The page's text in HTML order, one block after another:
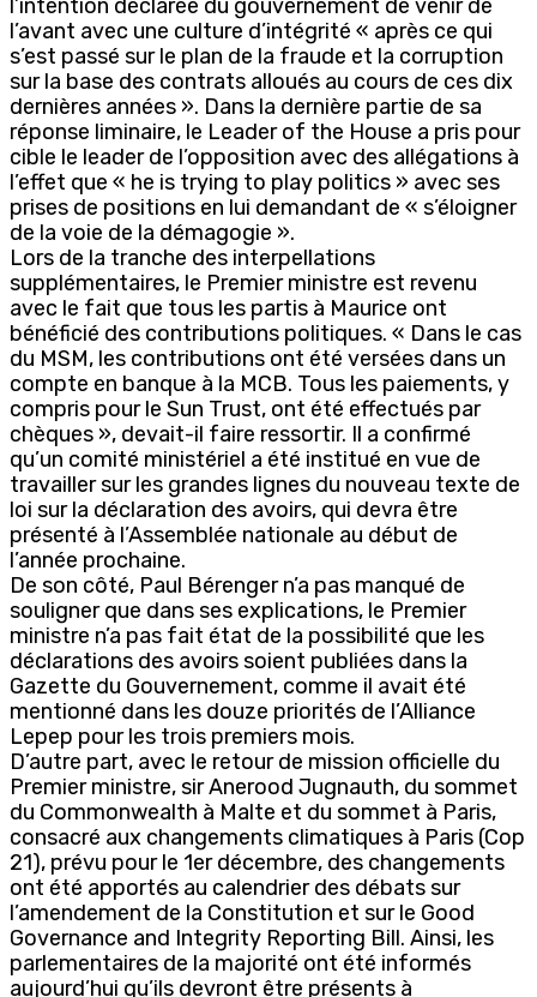
l’intention déclarée du gouvernement de venir de
l’avant avec une culture d’intégrité « après ce qui
s’est passé sur le plan de la fraude et la corruption
sur la base des contrats alloués au cours de ces dix
dernières années ». Dans la dernière partie de sa
réponse liminaire, le Leader of the House a pris pour
cible le leader de l’opposition avec des allégations à
l’effet que « he is trying to play politics » avec ses
prises de positions en lui demandant de « s’éloigner
de la voie de la démagogie ».
Lors de la tranche des interpellations
supplémentaires, le Premier ministre est revenu
avec le fait que tous les partis à Maurice ont
bénéficié des contributions politiques. « Dans le cas
du MSM, les contributions ont été versées dans un
compte en banque à la MCB. Tous les paiements, y
compris pour le Sun Trust, ont été effectués par
chèques », devait-il faire ressortir. Il a confirmé
qu’un comité ministériel a été institué en vue de
travailler sur les grandes lignes du nouveau texte de
loi sur la déclaration des avoirs, qui devra être
présenté à l’Assemblée nationale au début de
l’année prochaine.
De son côté, Paul Bérenger n’a pas manqué de
souligner que dans ses explications, le Premier
ministre n’a pas fait état de la possibilité que les
déclarations des avoirs soient publiées dans la
Gazette du Gouvernement, comme il avait été
mentionné dans les douze priorités de l’Alliance
Lepep pour les trois premiers mois.
D’autre part, avec le retour de mission officielle du
Premier ministre, sir Anerood Jugnauth, du sommet
du Commonwealth à Malte et du sommet à Paris,
consacré aux changements climatiques à Paris (Cop
21), prévu pour le 1er décembre, des changements
ont été apportés au calendrier des débats sur
l’amendement de la Constitution et sur le Good
Governance and Integrity Reporting Bill. Ainsi, les
parlementaires de la majorité ont été informés
aujourd’hui qu’ils devront être présents à